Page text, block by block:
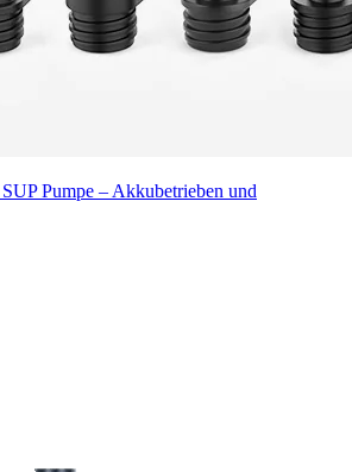
Pumpe – Akkubetrieben und